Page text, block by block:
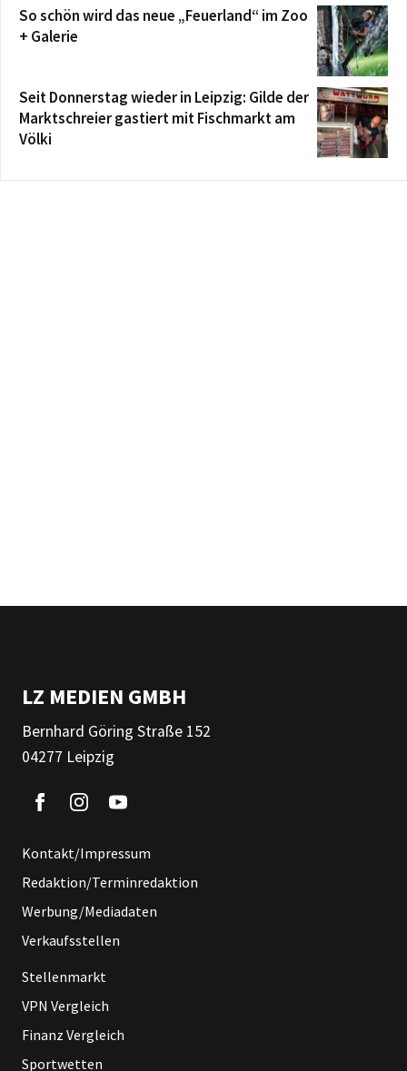
So schön wird das neue „Feuerland“ im Zoo
+ Galerie
Seit Donnerstag wieder in Leipzig: Gilde der
Marktschreier gastiert mit Fischmarkt am
Völki
LZ MEDIEN GMBH
Bernhard Göring Straße 152
04277 Leipzig
Kontakt/Impressum
Redaktion/Terminredaktion
Werbung/Mediadaten
Verkaufsstellen
Stellenmarkt
VPN Vergleich
Finanz Vergleich
Sportwetten